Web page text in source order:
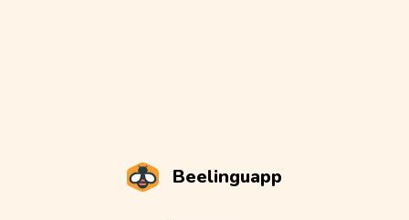
Beelinguapp